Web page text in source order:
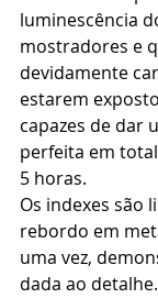
luminescência
mostradores e
devidamente
estarem
capazes de dar
perfeita em
5 horas.
Os indexes são
rebordo em
uma vez,
dada ao detalhe.